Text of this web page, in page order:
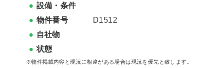
設備・条件
物件番号
D1512
自社物
状態
※物件掲載内容と現況に相違がある場合は現況を優先と致します。